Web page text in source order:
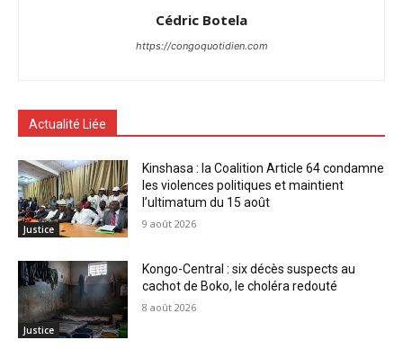
Cédric Botela
https://congoquotidien.com
Actualité Liée
Justice
Kinshasa : la Coalition Article 64 condamne
les violences politiques et maintient
l’ultimatum du 15 août
9 août 2026
Justice
Kongo-Central : six décès suspects au
cachot de Boko, le choléra redouté
8 août 2026